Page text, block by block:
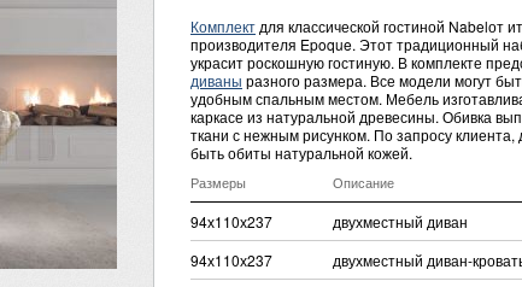
Комплект для классической гостиной Nabelот
производителя Epoque. Этот традиционный
украсит роскошную гостиную. В комплекте
диваны разного размера. Все модели могут
удобным спальным местом. Мебель
каркасе из натуральной древесины. Обивка
ткани с нежным рисунком. По запросу клиента,
быть обиты натуральной кожей.
Размеры Описание
94х110х237 двухместный диван
94х110х237 двухместный диван-